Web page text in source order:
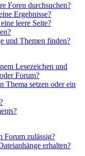
Foren durchsuchen?
Ergebnisse?
leere Seite?
und Themen finden?
Lesezeichen und
Forum?
Thema setzen oder ein
Forum zulässig?
erhalten?